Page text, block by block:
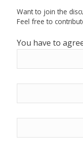
Want to join the
Feel free to
You have to